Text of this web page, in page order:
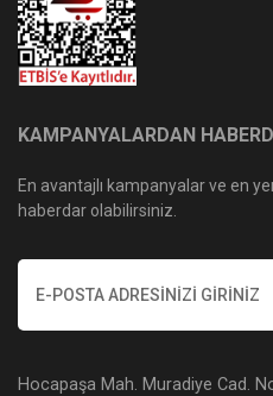
KAMPANYALARDAN
En avantajlı kampanyalar ve en
haberdar olabilirsiniz.
Hocapaşa Mah. Muradiye Cad.